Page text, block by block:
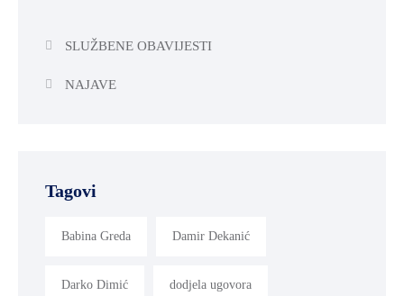
SLUŽBENE OBAVIJESTI
NAJAVE
Tagovi
Babina Greda Damir Dekanić
Darko Dimić dodjela ugovora